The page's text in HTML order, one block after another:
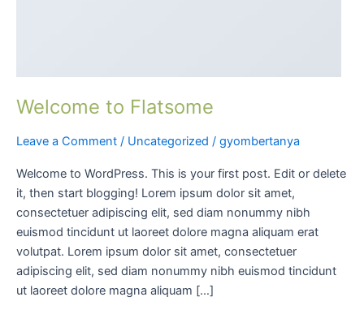
Welcome to Flatsome
Leave a Comment / Uncategorized / gyombertanya
Welcome to WordPress. This is your first post. Edit or delete
it, then start blogging! Lorem ipsum dolor sit amet,
consectetuer adipiscing elit, sed diam nonummy nibh
euismod tincidunt ut laoreet dolore magna aliquam erat
volutpat. Lorem ipsum dolor sit amet, consectetuer
adipiscing elit, sed diam nonummy nibh euismod tincidunt
ut laoreet dolore magna aliquam […]